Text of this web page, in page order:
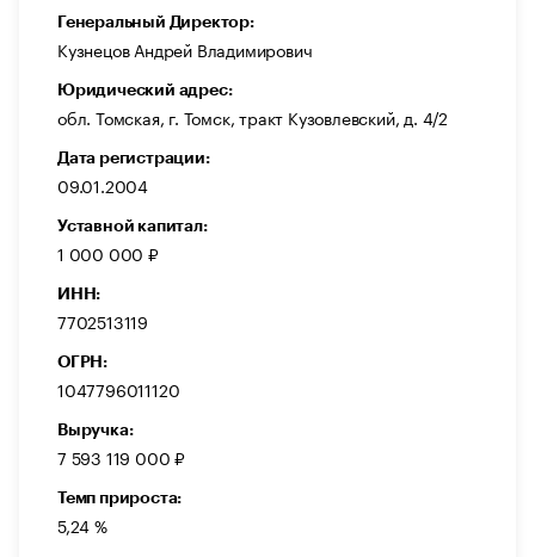
Генеральный Директор:
Кузнецов Андрей Владимирович
Юридический адрес:
обл. Томская, г. Томск, тракт Кузовлевский, д. 4/2
Дата регистрации:
09.01.2004
Уставной капитал:
1 000 000 ₽
ИНН:
7702513119
ОГРН:
1047796011120
Выручка:
7 593 119 000 ₽
Темп прироста:
5,24 %